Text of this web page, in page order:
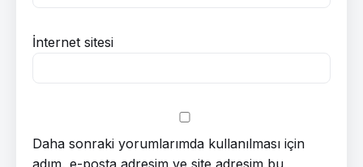
İnternet sitesi
Daha sonraki yorumlarımda kullanılması için